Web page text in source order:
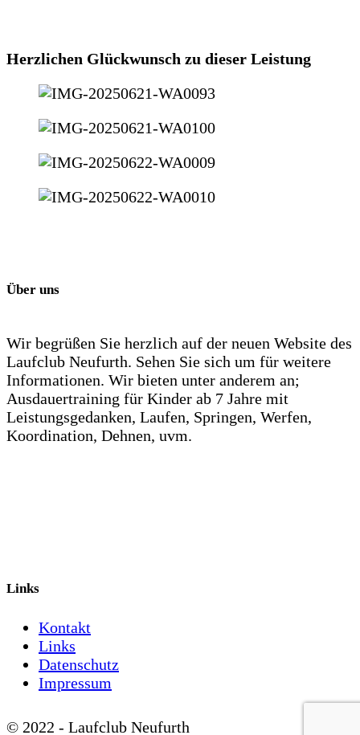
Herzlichen Glückwunsch zu dieser Leistung
Über uns
Wir begrüßen Sie herzlich auf der neuen Website des
Laufclub Neufurth. Sehen Sie sich um für weitere
Informationen. Wir bieten unter anderem an;
Ausdauertraining für Kinder ab 7 Jahre mit
Leistungsgedanken, Laufen, Springen, Werfen,
Koordination, Dehnen, uvm.
Links
Kontakt
Links
Datenschutz
Impressum
© 2022 - Laufclub Neufurth